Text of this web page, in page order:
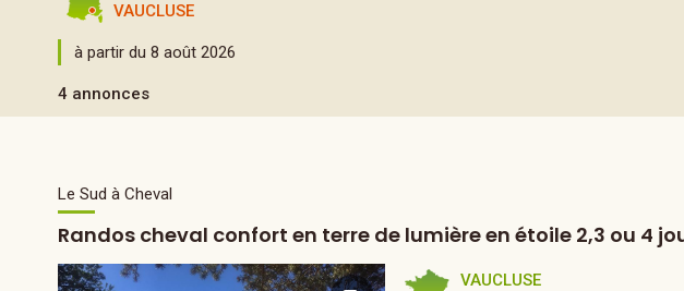
VAUCLUSE
à partir du 8 août 2026
4 annonces
Le Sud à Cheval
Randos cheval confort en terre de lumière en étoile 2,3 ou 4
VAUCLUSE